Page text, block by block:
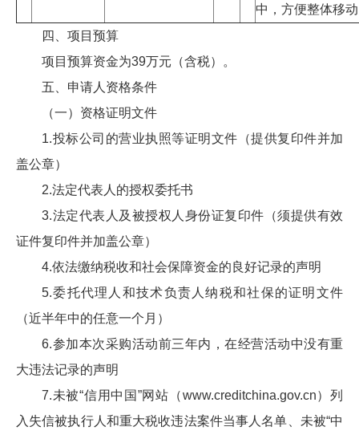
中，方便整体移
四、项目预算
项目预算资金为39万元（含税）。
五、申请人资格条件
（一）资格证明文件
1.投标公司的营业执照等证明文件（提供复印件并加
盖公章）
2.法定代表人的授权委托书
3.法定代表人及被授权人身份证复印件（须提供有效
证件复印件并加盖公章）
4.依法缴纳税收和社会保障资金的良好记录的声明
5.委托代理人和技术负责人纳税和社保的证明文件
（近半年中的任意一个月）
6.参加本次采购活动前三年内，在经营活动中没有重
大违法记录的声明
7.未被“信用中国”网站（www.creditchina.gov.cn）列
入失信被执行人和重大税收违法案件当事人名单、未被“中